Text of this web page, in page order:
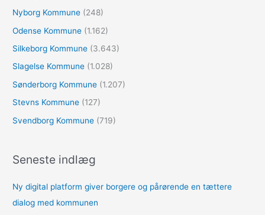
Nyborg Kommune (248)
Odense Kommune (1.162)
Silkeborg Kommune (3.643)
Slagelse Kommune (1.028)
Sønderborg Kommune (1.207)
Stevns Kommune (127)
Svendborg Kommune (719)
Seneste indlæg
Ny digital platform giver borgere og pårørende en tættere
dialog med kommunen